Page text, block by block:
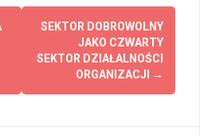
SEKTOR DOBROWOLNY
JAKO CZWARTY
SEKTOR DZIAŁALNOŚCI
ORGANIZACJI
→